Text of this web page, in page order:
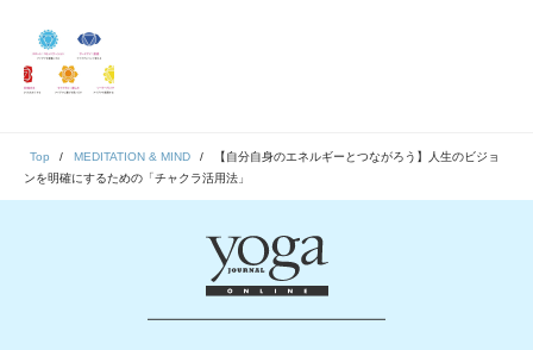
Top MEDITATION & MIND
【自分自身のエネルギーとつながろう】人生のビジョ
ンを明確にするための「チャクラ活用法」